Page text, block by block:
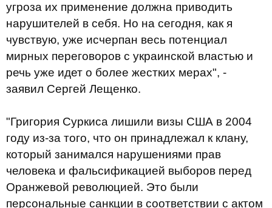
угроза их применение должна приводить
нарушителей в себя. Но на сегодня, как я
чувствую, уже исчерпан весь потенциал
мирных переговоров с украинской властью и
речь уже идет о более жестких мерах", -
заявил Сергей Лещенко.
"Григория Суркиса лишили визы США в 2004
году из-за того, что он принадлежал к клану,
который занимался нарушениями прав
человека и фальсификацией выборов перед
Оранжевой революцией. Это были
персональные санкции в соответствии с актом